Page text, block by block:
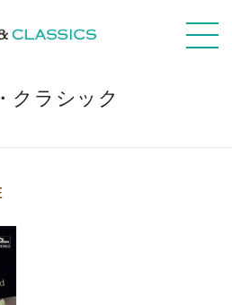
クラシック